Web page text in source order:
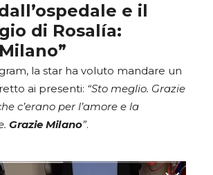
e il
di Rosalía:
la star ha voluto mandare un
ai presenti: “Sto meglio. Grazie
c’erano per l’amore e la
Grazie Milano”.